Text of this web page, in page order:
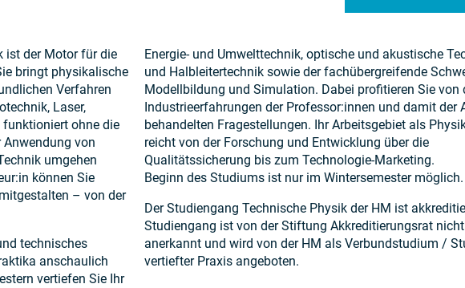
ist der Motor für die
bringt physikalische
Verfahren
Laser,
ohne die
Anwendung von
umgehen
können Sie
– von der
technisches
anschaulich
vertiefen Sie Ihr
Energie- und Umwelttechnik, optische und akustische
und Halbleitertechnik sowie der fachübergreifende
Modellbildung und Simulation. Dabei profitieren Sie von
Industrieerfahrungen der Professor:innen und damit der
behandelten Fragestellungen. Ihr Arbeitsgebiet als
reicht von der Forschung und Entwicklung über die
Qualitätssicherung bis zum Technologie-Marketing.
Beginn des Studiums ist nur im Wintersemester möglich.
Der Studiengang Technische Physik der HM ist
Studiengang ist von der Stiftung Akkreditierungsrat
anerkannt und wird von der HM als Verbundstudium /
vertiefter Praxis angeboten.